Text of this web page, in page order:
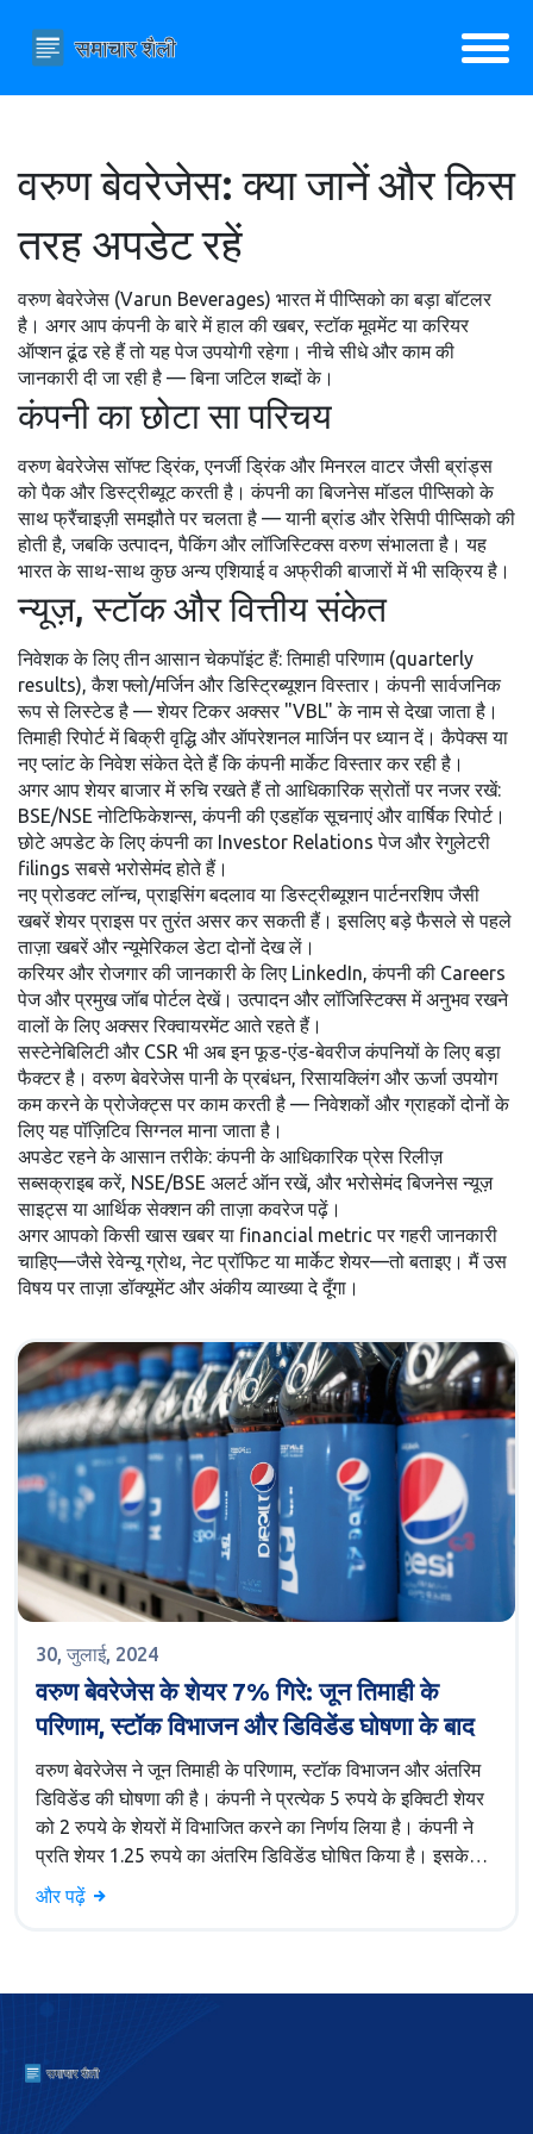
वरुण बेवरेजेस: क्या जानें और किस
तरह अपडेट रहें
वरुण बेवरेजेस (Varun Beverages) भारत में पीप्सिको का बड़ा बॉटलर
है। अगर आप कंपनी के बारे में हाल की खबर, स्टॉक मूवमेंट या करियर
ऑप्शन ढूंढ रहे हैं तो यह पेज उपयोगी रहेगा। नीचे सीधे और काम की
जानकारी दी जा रही है — बिना जटिल शब्दों के।
कंपनी का छोटा सा परिचय
वरुण बेवरेजेस सॉफ्ट ड्रिंक, एनर्जी ड्रिंक और मिनरल वाटर जैसी ब्रांड्स
को पैक और डिस्ट्रीब्यूट करती है। कंपनी का बिजनेस मॉडल पीप्सिको के
साथ फ्रैंचाइज़ी समझौते पर चलता है — यानी ब्रांड और रेसिपी पीप्सिको की
होती है, जबकि उत्पादन, पैकिंग और लॉजिस्टिक्स वरुण संभालता है। यह
भारत के साथ-साथ कुछ अन्य एशियाई व अफ्रीकी बाजारों में भी सक्रिय है।
न्यूज़, स्टॉक और वित्तीय संकेत
निवेशक के लिए तीन आसान चेकपॉइंट हैं: तिमाही परिणाम (quarterly
results), कैश फ्लो/मर्जिन और डिस्ट्रिब्यूशन विस्तार। कंपनी सार्वजनिक
रूप से लिस्टेड है — शेयर टिकर अक्सर "VBL" के नाम से देखा जाता है।
तिमाही रिपोर्ट में बिक्री वृद्धि और ऑपरेशनल मार्जिन पर ध्यान दें। कैपेक्स या
नए प्लांट के निवेश संकेत देते हैं कि कंपनी मार्केट विस्तार कर रही है।
अगर आप शेयर बाजार में रुचि रखते हैं तो आधिकारिक स्रोतों पर नजर रखें:
BSE/NSE नोटिफिकेशन्स, कंपनी की एडहॉक सूचनाएं और वार्षिक रिपोर्ट।
छोटे अपडेट के लिए कंपनी का Investor Relations पेज और रेगुलेटरी
filings सबसे भरोसेमंद होते हैं।
नए प्रोडक्ट लॉन्च, प्राइसिंग बदलाव या डिस्ट्रीब्यूशन पार्टनरशिप जैसी
खबरें शेयर प्राइस पर तुरंत असर कर सकती हैं। इसलिए बड़े फैसले से पहले
ताज़ा खबरें और न्यूमेरिकल डेटा दोनों देख लें।
करियर और रोजगार की जानकारी के लिए LinkedIn, कंपनी की Careers
पेज और प्रमुख जॉब पोर्टल देखें। उत्पादन और लॉजिस्टिक्स में अनुभव रखने
वालों के लिए अक्सर रिक्वायरमेंट आते रहते हैं।
सस्टेनेबिलिटी और CSR भी अब इन फूड-एंड-बेवरीज कंपनियों के लिए बड़ा
फैक्टर है। वरुण बेवरेजेस पानी के प्रबंधन, रिसायक्लिंग और ऊर्जा उपयोग
कम करने के प्रोजेक्ट्स पर काम करती है — निवेशकों और ग्राहकों दोनों के
लिए यह पॉज़िटिव सिग्नल माना जाता है।
अपडेट रहने के आसान तरीके: कंपनी के आधिकारिक प्रेस रिलीज़
सब्सक्राइब करें, NSE/BSE अलर्ट ऑन रखें, और भरोसेमंद बिजनेस न्यूज़
साइट्स या आर्थिक सेक्शन की ताज़ा कवरेज पढ़ें।
अगर आपको किसी खास खबर या financial metric पर गहरी जानकारी
चाहिए—जैसे रेवेन्यू ग्रोथ, नेट प्रॉफिट या मार्केट शेयर—तो बताइए। मैं उस
विषय पर ताज़ा डॉक्यूमेंट और अंकीय व्याख्या दे दूँगा।
30, जुलाई, 2024
वरुण बेवरेजेस के शेयर 7% गिरे: जून तिमाही के
परिणाम, स्टॉक विभाजन और डिविडेंड घोषणा के बाद
वरुण बेवरेजेस ने जून तिमाही के परिणाम, स्टॉक विभाजन और अंतरिम
डिविडेंड की घोषणा की है। कंपनी ने प्रत्येक 5 रुपये के इक्विटी शेयर
को 2 रुपये के शेयरों में विभाजित करने का निर्णय लिया है। कंपनी ने
प्रति शेयर 1.25 रुपये का अंतरिम डिविडेंड घोषित किया है। इसके
बावजूद, कंपनी के शेयर 7% तक गिरे।
और पढ़ें